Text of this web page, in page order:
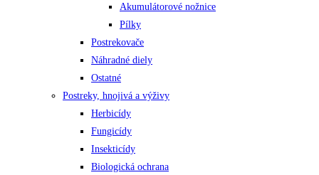
Akumulátorové nožnice
Pílky
Postrekovače
Náhradné diely
Ostatné
Postreky, hnojivá a výživy
Herbicídy
Fungicídy
Insekticídy
Biologická ochrana